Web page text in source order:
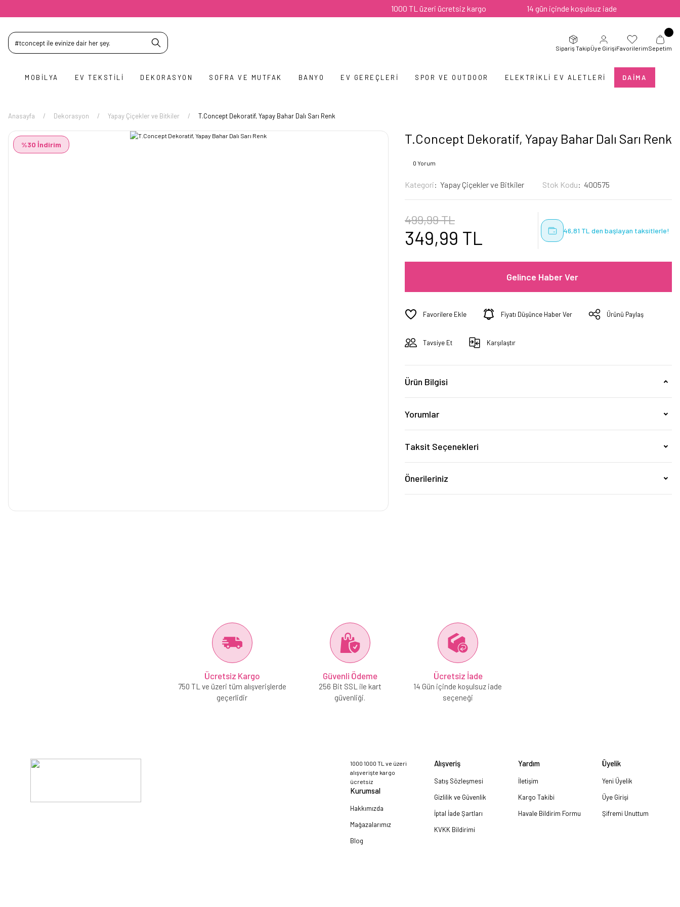
1000 TL üzeri ücretsiz kargo 14 gün içinde koşulsuz iade
Sipariş TakipÜye GirişiFavorilerimSepetim
MOBILYA EV TEKSTILI DEKORASYON SOFRA VE MUTFAK BANYO EV GEREÇLERI SPOR VE OUTDOOR ELEKTRIKLI EV ALETLERI DAIMA
Anasayfa Dekorasyon Yapay Çiçekler ve Bitkiler T.Concept Dekoratif, Yapay Bahar Dalı Sarı Renk
%30 İndirim T.Concept Dekoratif, Yapay Bahar Dalı Sarı Renk
0 Yorum
Kategori Yapay Çiçekler ve Bitkiler Stok Kodu 400575
499,99 TL
349,99 TL 46,81 TL den başlayan taksitlerle!
Gelince Haber Ver
Fiyatı Düşünce Haber Ver Ürünü Paylaş
Tavsiye Et Karşılaştır
Ürün Bilgisi
Yorumlar
Taksit Seçenekleri
Önerileriniz
Ücretsiz Kargo
750 TL ve üzeri tüm alışverişlerde
geçerlidir
Güvenli Ödeme
256 Bit SSL ile kart
güvenliği.
Ücretsiz İade
14 Gün içinde koşulsuz iade
seçeneği
1000 1000 TL ve üzeri
alışverişte kargo
ücretsiz
Kurumsal
Hakkımızda
Mağazalarımız
Blog
Alışveriş
Satış Sözleşmesi
Gizlilik ve Güvenlik
İptal İade Şartları
KVKK Bildirimi
Yardım
İletişim
Kargo Takibi
Havale Bildirim Formu
Üyelik
Yeni Üyelik
Üye Girişi
Şifremi Unuttum